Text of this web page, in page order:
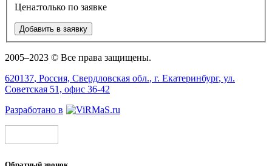
Цена:только по заявке
Добавить в заявку
2005–2023 © Все права защищены.
620137, Россия, Свердловская обл., г. Екатеринбург, ул.
Советская 51, офис 36-42
Разработано в